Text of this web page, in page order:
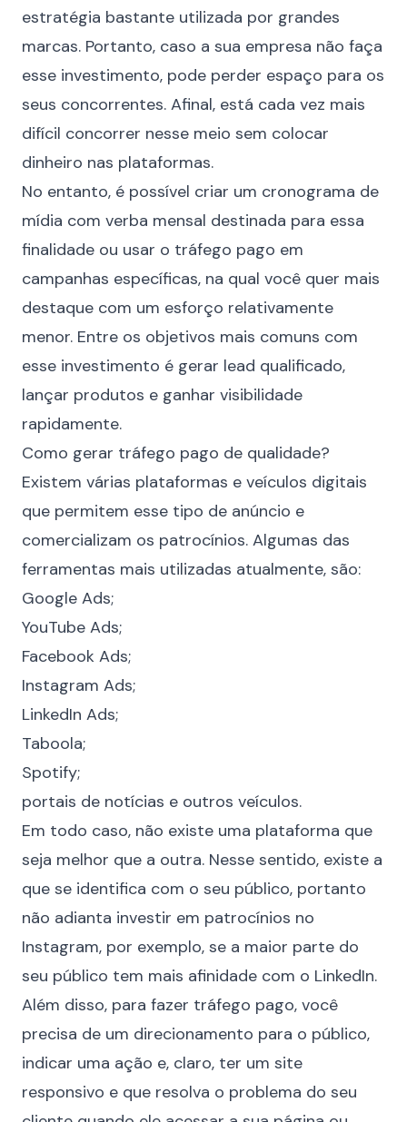
estratégia bastante utilizada por grandes
marcas. Portanto, caso a sua empresa não faça
esse investimento, pode perder espaço para os
seus concorrentes. Afinal, está cada vez mais
difícil concorrer nesse meio sem colocar
dinheiro nas plataformas.
No entanto, é possível criar um cronograma de
mídia com verba mensal destinada para essa
finalidade ou usar o tráfego pago em
campanhas específicas, na qual você quer mais
destaque com um esforço relativamente
menor. Entre os objetivos mais comuns com
esse investimento é gerar lead qualificado,
lançar produtos e ganhar visibilidade
rapidamente.
Como gerar tráfego pago de qualidade?
Existem várias plataformas e veículos digitais
que permitem esse tipo de anúncio e
comercializam os patrocínios. Algumas das
ferramentas mais utilizadas atualmente, são:
Google Ads;
YouTube Ads;
Facebook Ads;
Instagram Ads;
LinkedIn Ads;
Taboola;
Spotify;
portais de notícias e outros veículos.
Em todo caso, não existe uma plataforma que
seja melhor que a outra. Nesse sentido, existe a
que se identifica com o seu público, portanto
não adianta investir em patrocínios no
Instagram, por exemplo, se a maior parte do
seu público tem mais afinidade com o LinkedIn.
Além disso, para fazer tráfego pago, você
precisa de um direcionamento para o público,
indicar uma ação e, claro, ter um site
responsivo e que resolva o problema do seu